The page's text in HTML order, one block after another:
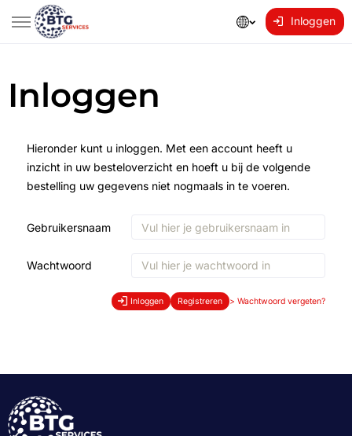
Inloggen
Inloggen
Hieronder kunt u inloggen. Met een account heeft u
inzicht in uw besteloverzicht en hoeft u bij de volgende
bestelling uw gegevens niet nogmaals in te voeren.
Gebruikersnaam
Wachtwoord
Inloggen Registreren > Wachtwoord vergeten?